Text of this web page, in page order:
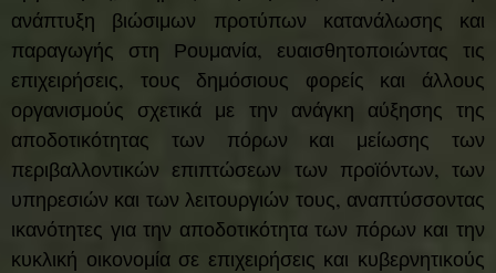
ανάπτυξη βιώσιμων προτύπων κατανάλωσης και
παραγωγής στη Ρουμανία, ευαισθητοποιώντας τις
επιχειρήσεις, τους δημόσιους φορείς και άλλους
οργανισμούς σχετικά με την ανάγκη αύξησης της
αποδοτικότητας των πόρων και μείωσης των
περιβαλλοντικών επιπτώσεων των προϊόντων, των
υπηρεσιών και των λειτουργιών τους, αναπτύσσοντας
ικανότητες για την αποδοτικότητα των πόρων και την
κυκλική οικονομία σε επιχειρήσεις και κυβερνητικούς